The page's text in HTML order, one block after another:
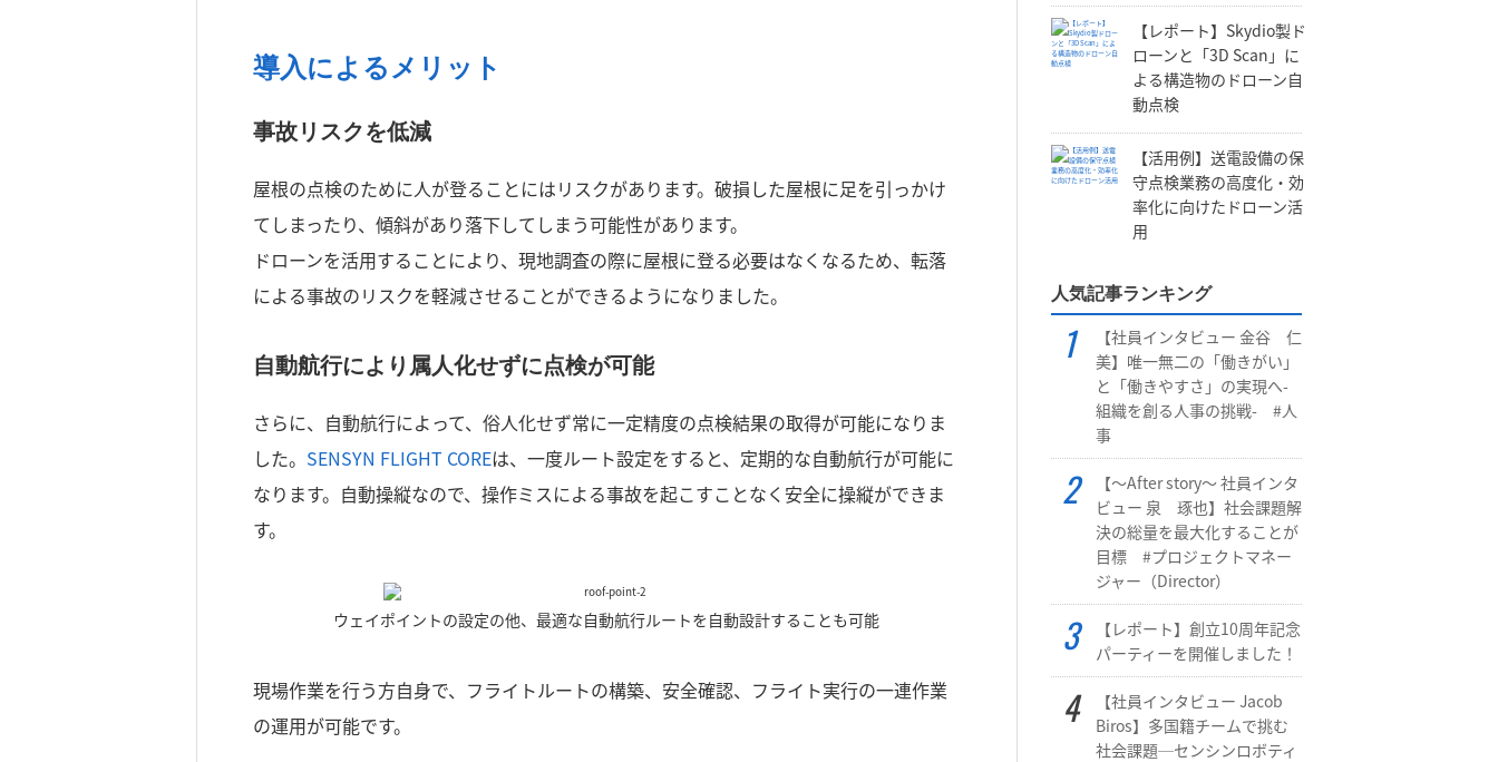
導入によるメリット
事故リスクを低減
屋根の点検のために人が登ることにはリスクがあります。破損した屋根に足を引っかけ
てしまったり、傾斜があり落下してしまう可能性があります。
ドローンを活用することにより、現地調査の際に屋根に登る必要はなくなるため、転落
による事故のリスクを軽減させることができるようになりました。
自動航行により属人化せずに点検が可能
さらに、自動航行によって、俗人化せず常に一定精度の点検結果の取得が可能になりま
した。 SENSYN FLIGHT COREは、一度ルート設定をすると、定期的な自動航行が可能に
なります。自動操縦なので、操作ミスによる事故を起こすことなく安全に操縦ができま
す。
ウェイポイントの設定の他、最適な自動航行ルートを自動設計することも可能
現場作業を行う方自身で、フライトルートの構築、安全確認、フライト実行の一連作業
の運用が可能です。
【レポート】Skydio製ド
ローンと「3D Scan」に
よる構造物のドローン自
動点検
【活用例】送電設備の保
守点検業務の高度化・効
率化に向けたドローン活
用
人気記事ランキング
【社員インタビュー 金谷 仁
美】唯一無二の「働きがい」
と「働きやすさ」の実現へ-
組織を創る人事の挑戦- #人
事
【～After story～ 社員インタ
ビュー 泉 琢也】社会課題解
決の総量を最大化することが
目標 #プロジェクトマネー
ジャー（Director）
【レポート】創立10周年記念
パーティーを開催しました！
【社員インタビュー Jacob
Biros】多国籍チームで挑む
社会課題─センシンロボティ